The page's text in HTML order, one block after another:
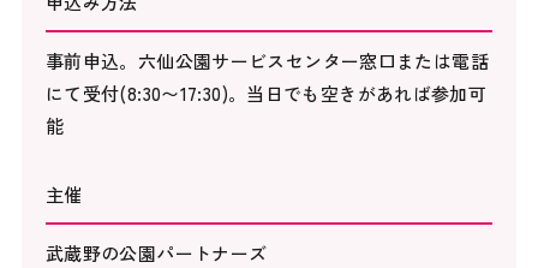
事前申込。六仙公園サービスセンター窓口または電話
にて受付(8:30〜17:30)。当日でも空きがあれば参加可
能
主催
武蔵野の公園パートナーズ